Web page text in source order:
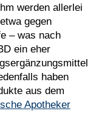
werden allerlei
gegen
– was nach
ein eher
haben
aus dem
Apotheker